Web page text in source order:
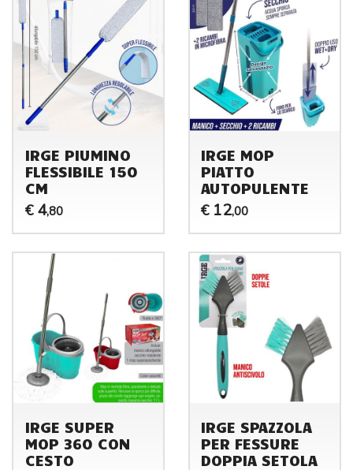
IRGE PIUMINO
FLESSIBILE 150
CM
€ 4,80
IRGE MOP
PIATTO
AUTOPULENTE
€ 12,00
IRGE SUPER
MOP 360 CON
CESTO
IRGE SPAZZOLA
PER FESSURE
DOPPIA SETOLA